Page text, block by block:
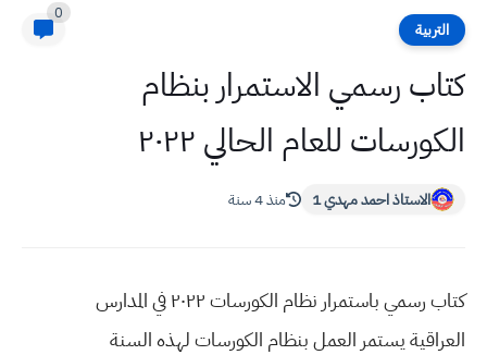
التربية
0
كتاب رسمي الاستمرار بنظام
الكورسات للعام الحالي ٢٠٢٢
الاستاذ احمد مهدي 1 منذ 4 سنة
كتاب رسمي باستمرار نظام الكورسات ٢٠٢٢ في المدارس
العراقية يستمر العمل بنظام الكورسات لهذه السنة